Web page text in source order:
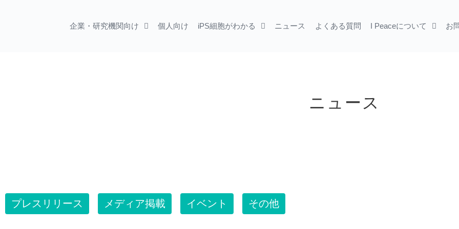
企業・研究機関向け 個人向け iPS細胞がわかる ニュース よくある質問 I Peaceについて お
ニュース
プレスリリース メディア掲載 イベント その他